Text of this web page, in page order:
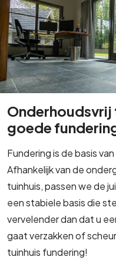
Onderhoudsvrij
goede
Fundering is de basis
Afhankelijk van de
tuinhuis, passen we de
een stabiele basis die
vervelender dan dat u
gaat verzakken of
tuinhuis fundering!